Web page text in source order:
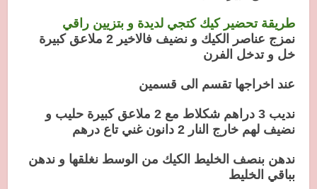
طريقة تحضير كيك كتجي لديدة و بتزيين راقي
نمزج عناصر الكيك و نضيف فالاخير 2 ملاعق كبيرة
خل و تدخل الفرن
عند اخراجها تقسم الى قسمين
نديب 3 دراهم شكلاط مع 2 ملاعق كبيرة حليب و
نضيف لهم خارج النار 2 دانون غني تاع درهم
ندهن بنصف الخليط الكيك من الوسط نغلقها و ندهن
بباقي الخليط